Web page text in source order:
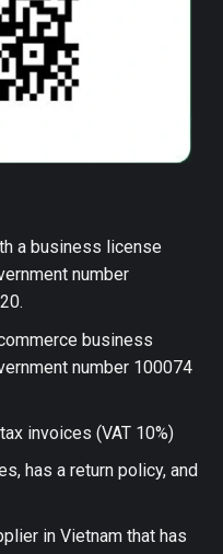
a business license
number
business
number 100074
invoices (VAT 10%)
has a return policy, and
in Vietnam that has